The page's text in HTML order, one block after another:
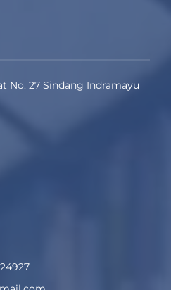
No. 27 Sindang Indramayu